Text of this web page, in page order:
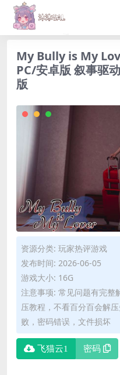
My Bully is My
PC/安卓版 叙事驱
版
资源分类: 玩家热评游戏
发布时间: 2026-06-05
游戏大小: 16G
注意事项: 常见问题有完整
压教程，不看百分百会解
败，密码错误，文件损坏
飞猫云1 密码